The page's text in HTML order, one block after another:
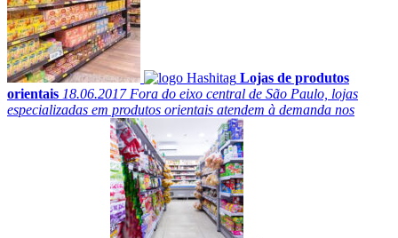
Lojas de produtos
orientais 18.06.2017Fora do eixo central de São Paulo, lojas
especializadas em produtos orientais atendem à demanda nos